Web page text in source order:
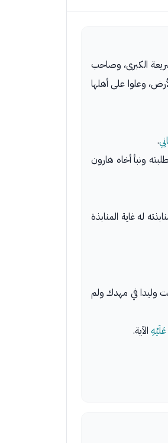
الكبرى، وصاحب
وعلوا على أهلها
.
ونبأ أخاه هارون
له غاية المنابذة
وليدا في مهدك ولم
الآية.